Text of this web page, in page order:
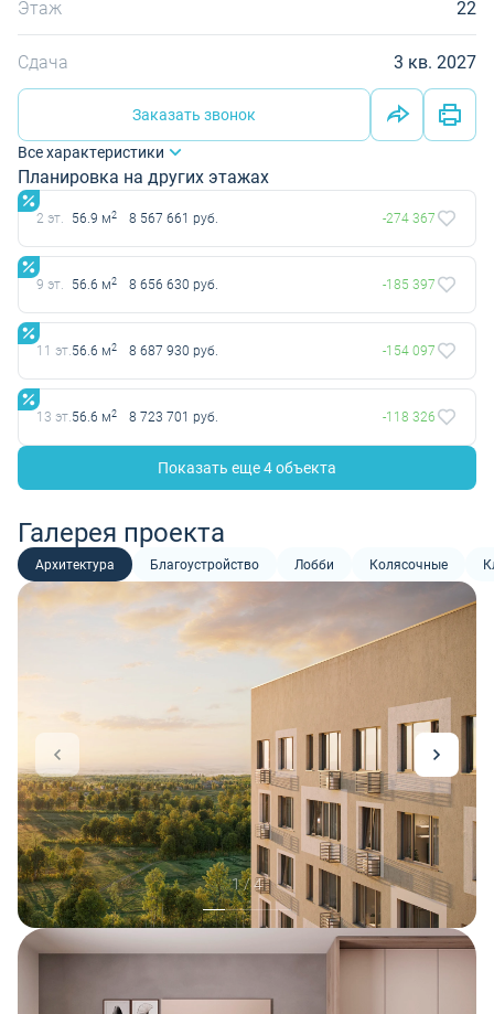
Этаж 22
Сдача 3 кв. 2027
Заказать звонок
Все характеристики
Планировка на других этажах
2 эт. 56.9 м2 8 567 661 руб. -274 367
9 эт. 56.6 м2 8 656 630 руб. -185 397
11 эт.56.6 м2 8 687 930 руб. -154 097
13 эт.56.6 м2 8 723 701 руб. -118 326
Показать еще 4 объектa
Галерея проекта
Архитектура Благоустройство Лобби Колясочные
1 / 4